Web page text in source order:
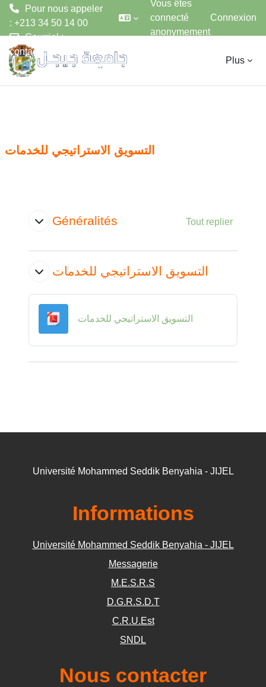
Pour nous appeler
: +213 34 50 14 00
Courriel :
contact@univ-jijel.dz
Vous êtes
connecté
anonymement
Connexion
Plus
التسويق الاستراتيجي للخدمات
Aperçu des sections
Généralités Tout replier
التسويق الاستراتيجي للخدمات
التسويق الاستراتيجي للخدمات
Université Mohammed Seddik Benyahia - JIJEL
Informations
Université Mohammed Seddik Benyahia - JIJEL
Messagerie
M.E.S.R.S
D.G.R.S.D.T
C.R.U.Est
SNDL
Nous contacter